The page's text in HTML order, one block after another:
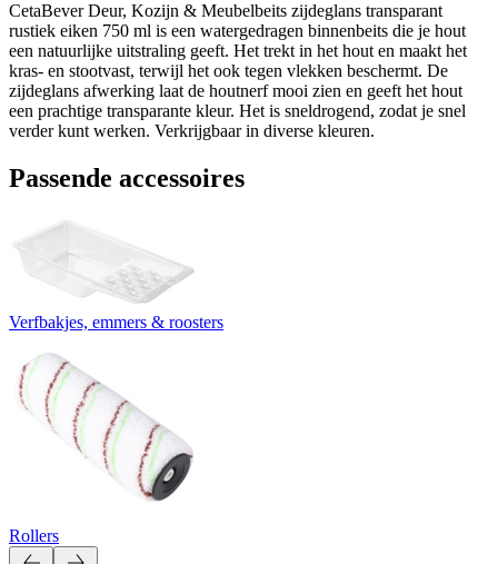
CetaBever Deur, Kozijn & Meubelbeits zijdeglans transparant
rustiek eiken 750 ml is een watergedragen binnenbeits die je hout
een natuurlijke uitstraling geeft. Het trekt in het hout en maakt het
kras- en stootvast, terwijl het ook tegen vlekken beschermt. De
zijdeglans afwerking laat de houtnerf mooi zien en geeft het hout
een prachtige transparante kleur. Het is sneldrogend, zodat je snel
verder kunt werken. Verkrijgbaar in diverse kleuren.
Passende accessoires
Verfbakjes, emmers & roosters
Rollers